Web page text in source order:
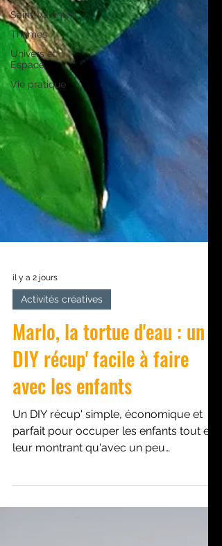
Saint-Valentin
Themes
Univers et
Espace
Vie pratique
il y a 2 jours
Activités créatives
Marlo, la tortue d'eau : un
DIY récup' facile à faire
avec les enfants
Un DIY récup' simple, économique et
recyclage peuvent avoir une belle